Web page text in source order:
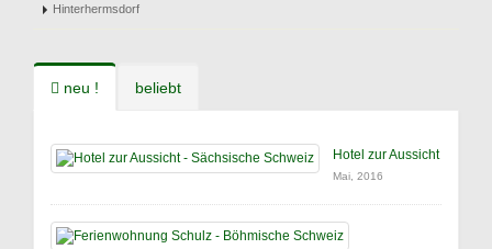
Hinterhermsdorf
neu ! beliebt
Hotel zur Aussicht
Mai, 2016